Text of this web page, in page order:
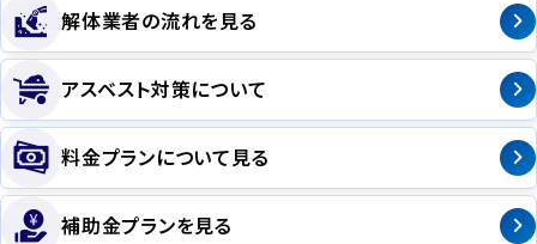
解体業者の流れを見る
アスベスト対策について
料金プランについて見る
補助金プランを見る